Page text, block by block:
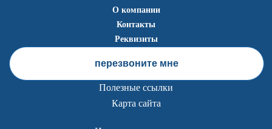
О компании
Контакты
Реквизиты
перезвоните мне
Полезные ссылки
Карта сайта